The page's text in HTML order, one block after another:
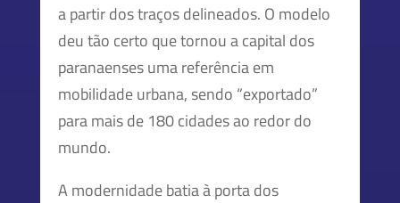
a partir dos traços delineados. O modelo
deu tão certo que tornou a capital dos
paranaenses uma referência em
mobilidade urbana, sendo “exportado”
para mais de 180 cidades ao redor do
mundo.
A modernidade batia à porta dos